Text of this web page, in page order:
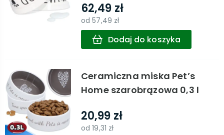
62,49 zł
od57,49 zł
Dodaj do koszyka
Ceramiczna miska Pet’s
Home szarobrązowa 0,3 l
20,99 zł
od19,31 zł